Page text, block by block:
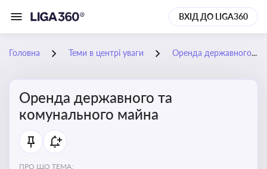
ВХІД ДО LIGA360
Головна Теми в центрі уваги Оренда державного та комунального майна
Оренда державного та
комунального майна
ПРО ЩО ТЕМА: